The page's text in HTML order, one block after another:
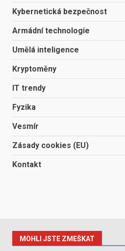
Kybernetická bezpečnost
Armádní technologie
Umělá inteligence
Kryptoměny
IT trendy
Fyzika
Vesmír
Zásady cookies (EU)
Kontakt
MOHLI JSTE ZMEŠKAT